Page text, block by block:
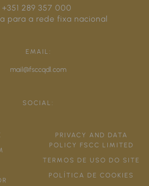
+351 289 357 000
para a rede fixa nacional
EMAIL:
mail@fsccqdl.com
SOCIAL:
PRIVACY AND DATA
POLICY FSCC LIMITED
TERMOS DE USO DO SITE
POLÍTICA DE COOKIES